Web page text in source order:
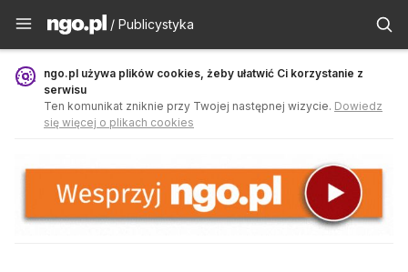
Publicystyka - ngo.pl
/ Publicystyka
ngo.pl używa plików cookies, żeby ułatwić Ci korzystanie z
serwisu
Ten komunikat zniknie przy Twojej następnej wizycie. Dowiedz
się więcej o plikach cookies